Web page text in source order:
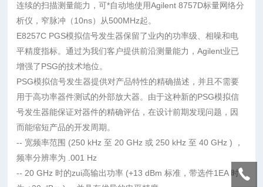
连续的扫描测量能力，可*自动地使用Agilent 8757D标量网络分
析仪，窄脉冲（10ns）从500MHz起。
E8257C PGS模拟信号发生器保留了业内的功率级、相噪和电
平精度指标。通过为我们客户提供前沿测量能力，Agilent业已
增强了PSG的技术地位。
PSG模拟信号发生器提供对产品特性的精确描述，并且不需要
用于高功率器件测试的外部放大器。由于这种新的PSG模拟信
号发生器能保证对器件的精确评估，在设计前期发现问题，因
而能缩短产品的开发周期。
-- 宽频率范围 (250 kHz 至 20 GHz 或 250 kHz 至 40 GHz ) ，
频率分辨率为 .001 Hz
-- 20 GHz 时的zui高输出功率 (+13 dBm 标准，带选件1EA 时